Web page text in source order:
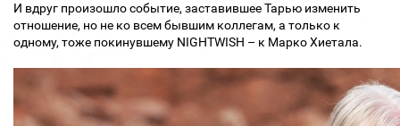
И вдруг произошло событие, заставившее Тарью изменить
отношение, но не ко всем бывшим коллегам, а только к
одному, тоже покинувшему NIGHTWISH – к Марко Хиетала.